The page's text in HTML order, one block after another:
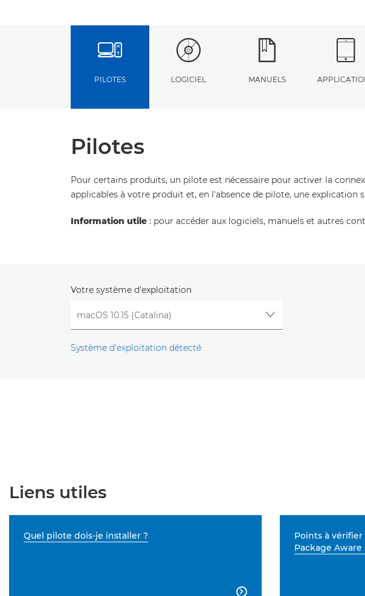
PILOTES LOGICIEL MANUELS
Pilotes
Pour certains produits, un pilote est nécessaire pour activer la
applicables à votre produit et, en l'absence de pilote, une
Information utile : pour accéder aux logiciels, manuels et autres
Votre système d'exploitation
Système d'exploitation détecté
Liens utiles
Quel pilote dois-je installer ?

Points à
Package Aware